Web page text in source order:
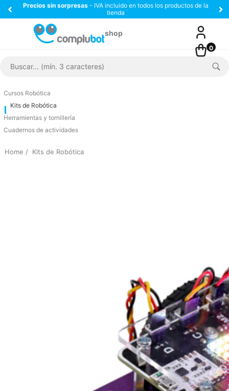
Precios sin sorpresas- IVA incluido en todos los productos de la
tienda
0
Cursos Robótica
Kits de Robótica
Herramientas y tornillería
Cuadernos de actividades
Home Kits de Robótica